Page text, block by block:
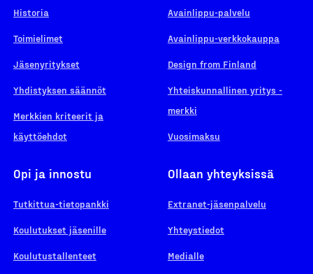
Historia
Toimielimet
Jäsenyritykset
Yhdistyksen säännöt
Merkkien kriteerit ja
käyttöehdot
Avainlippu-palvelu
Avainlippu-verkkokauppa
Design from Finland
Yhteiskunnallinen yritys -
merkki
Vuosimaksu
Opi ja innostu
Tutkittua-tietopankki
Koulutukset jäsenille
Koulutustallenteet
Ollaan yhteyksissä
Extranet-jäsenpalvelu
Yhteystiedot
Medialle